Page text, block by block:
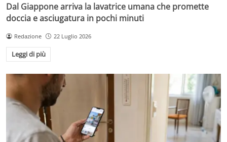
Dal Giappone arriva la lavatrice umana che promette
doccia e asciugatura in pochi minuti
Redazione 22 Luglio 2026
Leggi di più